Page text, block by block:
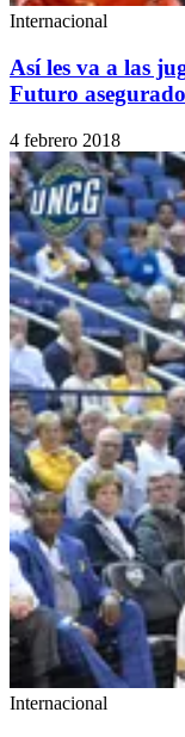
Internacional
Así les va a las
Futuro asegurado
4 febrero 2018
Internacional